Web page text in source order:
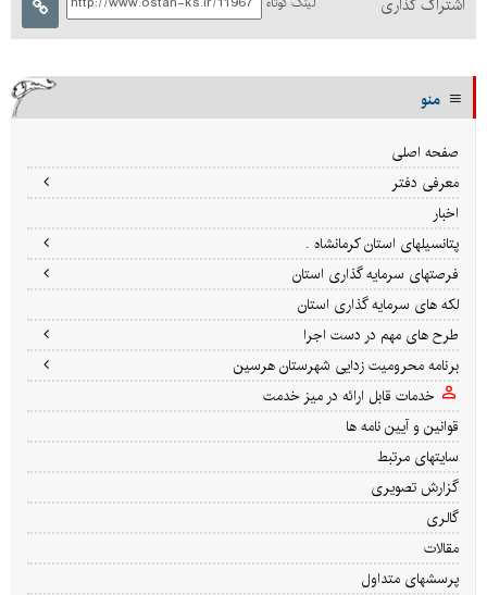
منو
صفحه اصلی
معرفی دفتر
اخبار
پتانسیلهای استان کرمانشاه .
فرصتهای سرمایه گذاری استان
لکه های سرمایه گذاری استان
طرح های مهم در دست اجرا
برنامه محرومیت زدایی شهرستان هرسین
خدمات قابل ارائه در میز خدمت
قوانین و آیین نامه ها
سایتهای مرتبط
گزارش تصویری
گالری
مقالات
پرسشهای متداول